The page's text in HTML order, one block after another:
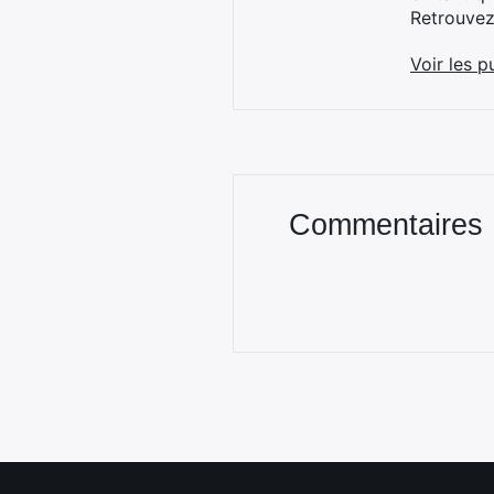
Voir les
Commentaires